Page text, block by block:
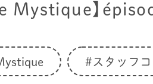
Mystique】
#スタッフ